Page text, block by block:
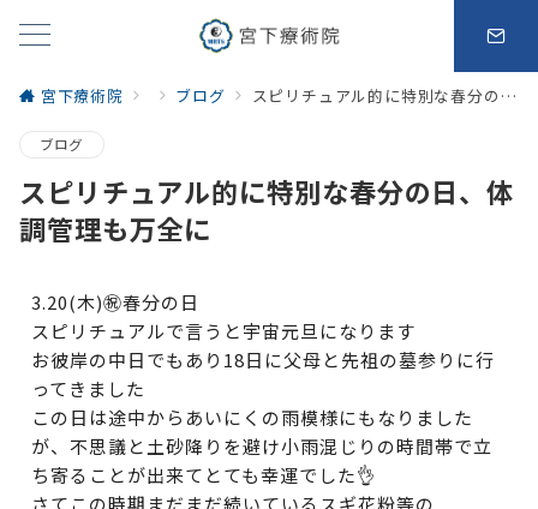
宮下療術院 ブログ スピリチュアル的に特別な春分の日、体調管理も万全に
ブログ
スピリチュアル的に特別な春分の日、体
調管理も万全に
3.20(木)㊗️春分の日
スピリチュアルで言うと宇宙元旦になります
お彼岸の中日でもあり18日に父母と先祖の墓参りに行
ってきました
この日は途中からあいにくの雨模様にもなりました
が、不思議と土砂降りを避け小雨混じりの時間帯で立
ち寄ることが出来てとても幸運でした👌
さてこの時期まだまだ続いているスギ花粉等の